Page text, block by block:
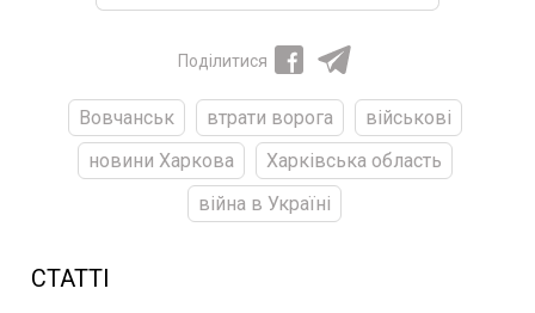
Поділитися
Вовчанськ втрати ворога
військові
новини Харкова
Харківська область
війна в Україні
СТАТТІ